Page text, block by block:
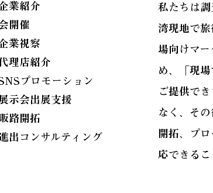
業紹介
開催
業視察
理店紹介
プロモーション
示会出展支援
路開拓
出コンサルティング
私たちは
湾現地で
場向けマ
め、「現
ご提供で
なく、そ
開拓、プ
応できるこ